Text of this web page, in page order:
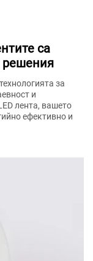
са
решения
за
и
лента, вашето
ефективно и